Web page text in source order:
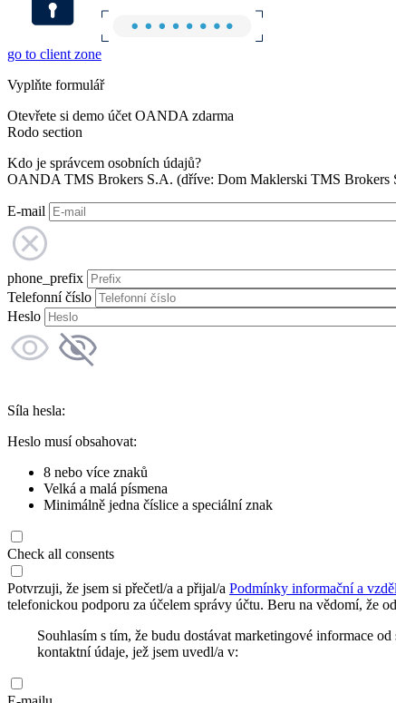
go to client zone
Vyplňte formulář
Otevřete si demo účet OANDA zdarma
Rodo section
Kdo je správcem osobních údajů?
OANDA TMS Brokers S.A. (dříve: Dom Maklerski TMS Brokers
E-mail
phone_prefix
Telefonní číslo
Heslo
Síla hesla:
Heslo musí obsahovat:
8 nebo více znaků
Velká a malá písmena
Minimálně jedna číslice a speciální znak
Check all consents
Potvrzuji, že jsem si přečetl/a a přijal/a Podmínky informační a
telefonickou podporu za účelem správy účtu. Beru na vědomí, že
Souhlasím s tím, že budu dostávat marketingové informace
kontaktní údaje, jež jsem uvedl/a v: